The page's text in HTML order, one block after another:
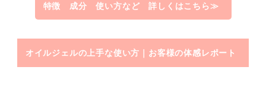
特徴 成分 使い方など 詳しくはこちら≫
オイルジェルの上手な使い方｜お客様の体感レポート